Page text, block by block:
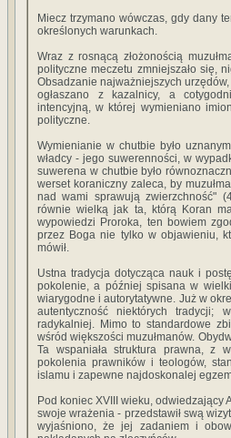
Miecz trzymano wówczas, gdy dany
określonych warunkach.
Wraz z rosnącą złożonością
polityczne meczetu zmniejszało się,
Obsadzanie najważniejszych
ogłaszano z kazalnicy, a
intencyjną, w której wymieniano
polityczne.
Wymienianie w chutbie było
władcy - jego suwerenności, w
suwerena w chutbie było
werset koraniczny zaleca, by
nad wami sprawują zwierzchność"
równie wielką jak ta, którą Koran
wypowiedzi Proroka, ten bowiem
przez Boga nie tylko w objawieniu,
mówił.
Ustna tradycja dotycząca nauk i
pokolenie, a później spisana w
wiarygodne i autorytatywne. Już w
autentyczność niektórych tradycji;
radykalniej. Mimo to standardowe
wśród większości muzułmanów.
Ta wspaniała struktura prawna, z
pokolenia prawników i teologów,
islamu i zapewne najdoskonalej
Pod koniec XVIII wieku, odwiedzający
swoje wrażenia - przedstawił swą
wyjaśniono, że jej zadaniem i